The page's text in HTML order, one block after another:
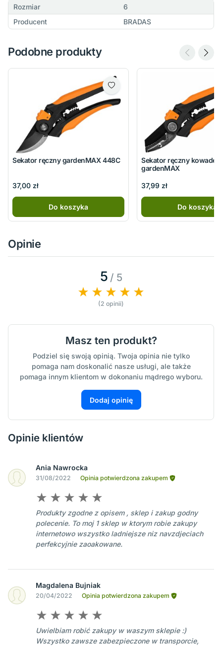
Rozmiar
6
Producent
BRADAS
Podobne produkty
Sekator ręczny gardenMAX 448C
37,00 zł
Do koszyka
Sekator ręczny
gardenMAX
37,99 zł
Do koszyka
Opinie
5 / 5
(2 opinii)
Masz ten produkt?
Podziel się swoją opinią. Twoja opinia nie tylko
pomaga nam doskonalić nasze usługi, ale także
pomaga innym klientom w dokonaniu mądrego wyboru.
Dodaj opinię
Opinie klientów
Ania Nawrocka
31/08/2022 Opinia potwierdzona zakupem
Produkty zgodne z opisem , sklep i zakup godny
polecenie. To moj 1 sklep w ktorym robie zakupy
internetowo wszystko ladniejsze niz navzdjeciach
perfekcyjnie zaoakowane.
Magdalena Bujniak
20/04/2022 Opinia potwierdzona zakupem
Uwielbiam robić zakupy w waszym sklepie :)
Wszystko zawsze zabezpieczone w transporcie,